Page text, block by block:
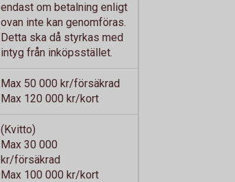
endast om betalning enligt
ovan inte kan genomföras.
Detta ska då styrkas med
intyg från inköpsstället.
Max 50 000 kr/försäkrad
Max 120 000 kr/kort
(Kvitto)
Max 30 000
kr/försäkrad
Max 100 000 kr/kort